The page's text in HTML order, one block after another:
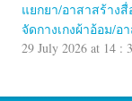
แยกยา/อาสาสร้าง
จัดกางเกงผ้าอ้อม/อ
29 July 2026 at 14 :